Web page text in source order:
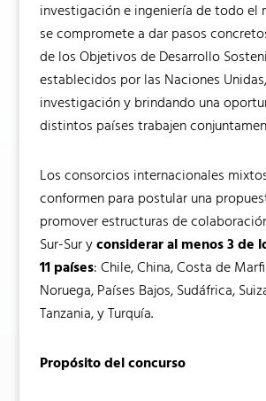
investigación e ingeniería de todo el
se compromete a dar pasos
de los Objetivos de Desarrollo
establecidos por las Naciones
investigación y brindando una
distintos países trabajen
Los consorcios internacionales
conformen para postular una
promover estructuras de
Sur-Sur yconsiderar al menos 3 de
11 países: Chile, China, Costa de
Noruega, Países Bajos, Sudáfrica,
Tanzania, y Turquía.
Propósito del concurso